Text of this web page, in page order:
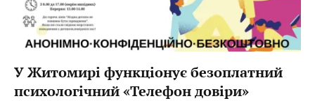
У Житомирі функціонує безоплатний
психологічний «Телефон довіри»